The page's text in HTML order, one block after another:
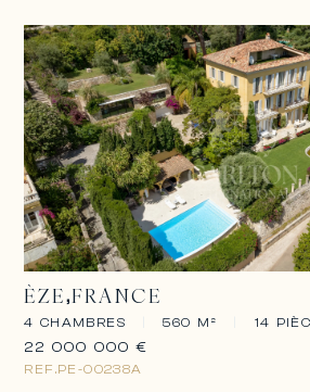
ÈZE FRANCE
4 CHAMBRES 560 M² 14
REF.PE-00238A
22 000 000 €